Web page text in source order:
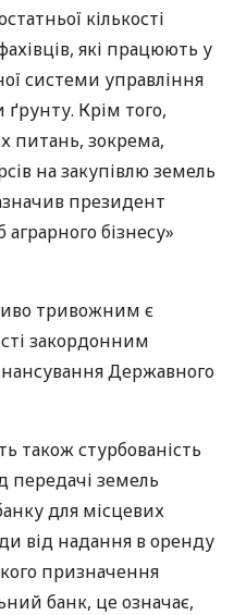
кількості
які працюють у
системи управління
ґрунту. Крім того,
питань, зокрема,
на закупівлю земель
президент
аграрного бізнесу»
тривожним є
закордонним
Державного
також стурбованість
передачі земель
для місцевих
від надання в оренду
призначення
банк, це означає,